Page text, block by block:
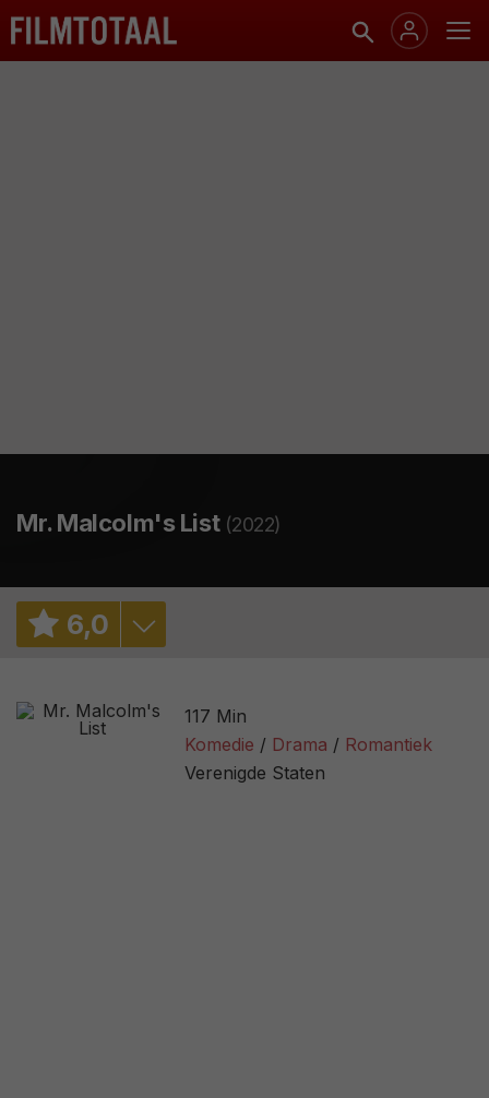
Mr. Malcolm's List (2022)
6,0
83%/ 117
2,4
117 Min
Komedie
Drama
Romantiek
Verenigde Staten